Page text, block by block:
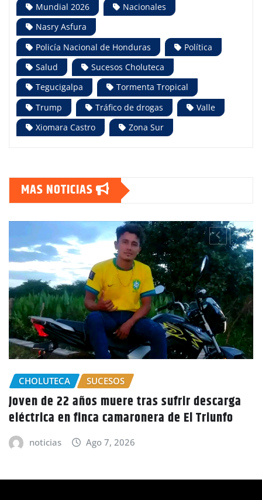
Mundial 2026
Nacionales
Nasry Asfura
Policía Nacional de Honduras
Política
Salud
Sucesos Choluteca
Tegucigalpa
Tormenta Tropical
Trump
Tráfico de drogas
Valle
Xiomara Castro
Zona Sur
MAS NOTICIAS
GOBIERNO HONDURAS NACIONALES
CIDH escucha denuncias por uso de juicios
políticos y debilidad de la independencia